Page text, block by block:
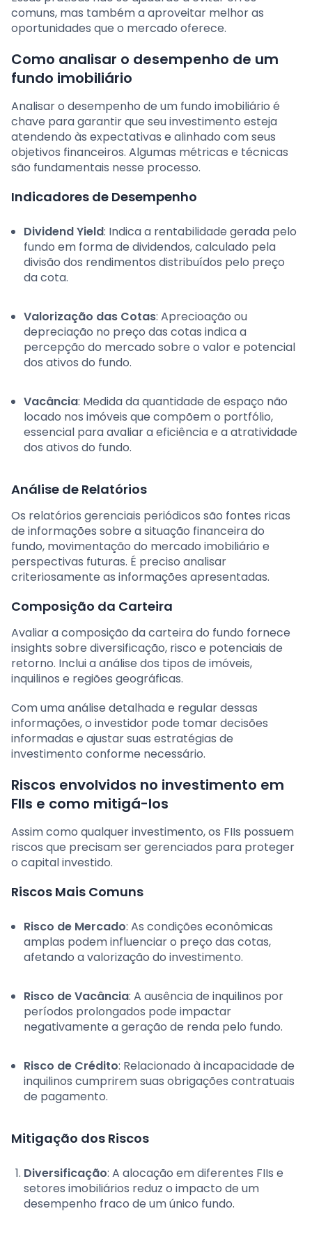
comuns, mas também a aproveitar melhor as
oportunidades que o mercado oferece.
Como analisar o desempenho de um
fundo imobiliário
Analisar o desempenho de um fundo imobiliário é
chave para garantir que seu investimento esteja
atendendo às expectativas e alinhado com seus
objetivos financeiros. Algumas métricas e técnicas
são fundamentais nesse processo.
Indicadores de Desempenho
Dividend Yield: Indica a rentabilidade gerada pelo
fundo em forma de dividendos, calculado pela
divisão dos rendimentos distribuídos pelo preço
da cota.
Valorização das Cotas: Aprecioação ou
depreciação no preço das cotas indica a
percepção do mercado sobre o valor e potencial
dos ativos do fundo.
Vacância: Medida da quantidade de espaço não
locado nos imóveis que compõem o portfólio,
essencial para avaliar a eficiência e a atratividade
dos ativos do fundo.
Análise de Relatórios
Os relatórios gerenciais periódicos são fontes ricas
de informações sobre a situação financeira do
fundo, movimentação do mercado imobiliário e
perspectivas futuras. É preciso analisar
criteriosamente as informações apresentadas.
Composição da Carteira
Avaliar a composição da carteira do fundo fornece
insights sobre diversificação, risco e potenciais de
retorno. Inclui a análise dos tipos de imóveis,
inquilinos e regiões geográficas.
Com uma análise detalhada e regular dessas
informações, o investidor pode tomar decisões
informadas e ajustar suas estratégias de
investimento conforme necessário.
Riscos envolvidos no investimento em
FIIs e como mitigá-los
Assim como qualquer investimento, os FIIs possuem
riscos que precisam ser gerenciados para proteger
o capital investido.
Riscos Mais Comuns
Risco de Mercado: As condições econômicas
amplas podem influenciar o preço das cotas,
afetando a valorização do investimento.
Risco de Vacância: A ausência de inquilinos por
períodos prolongados pode impactar
negativamente a geração de renda pelo fundo.
Risco de Crédito: Relacionado à incapacidade de
inquilinos cumprirem suas obrigações contratuais
de pagamento.
Mitigação dos Riscos
Diversificação: A alocação em diferentes FIIs e
setores imobiliários reduz o impacto de um
desempenho fraco de um único fundo.